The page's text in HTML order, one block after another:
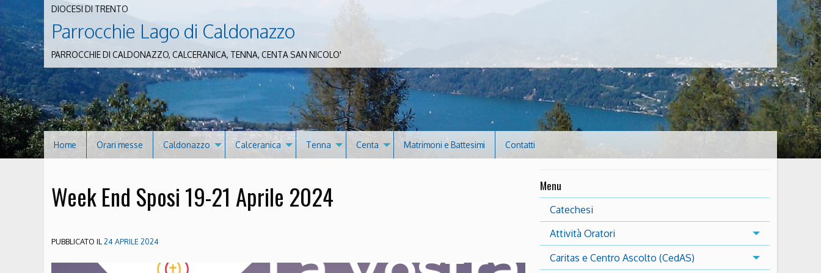
DIOCESI DI TRENTO
Parrocchie Lago di Caldonazzo
PARROCCHIE DI CALDONAZZO, CALCERANICA, TENNA, CENTA SAN NICOLO'
Home Orari messe Caldonazzo Calceranica Tenna Centa Matrimoni e Battesimi Contatti
Week End Sposi 19-21 Aprile 2024
PUBBLICATO IL24 APRILE 2024
Menu
Catechesi
Attività Oratori
Caritas e Centro Ascolto (CedAS)